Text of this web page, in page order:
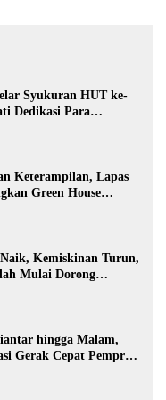
Syukuran HUT ke-
Dedikasi Para
Keterampilan, Lapas
Green House
Kemiskinan Turun,
Mulai Dorong
hingga Malam,
Gerak Cepat Pemprov